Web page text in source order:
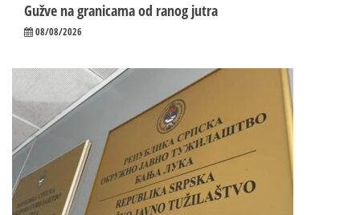
Gužve na granicama od ranog jutra
08/08/2026